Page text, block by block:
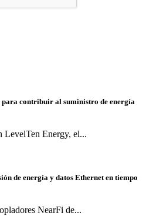
contribuir al suministro de energía
LevelTen Energy, el...
de energía y datos Ethernet en tiempo
NearFi de...